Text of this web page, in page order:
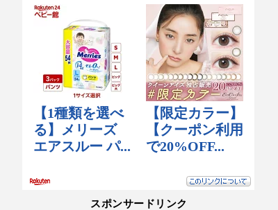
スポンサードリンク